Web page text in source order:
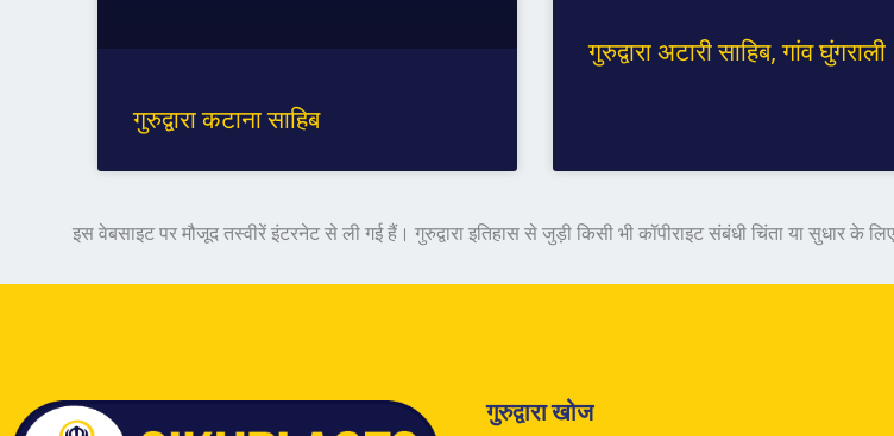
गुरुद्वारा कटाना साहिब
गुरुद्वारा अटारी साहिब, गांव घुंगराली
इस वेबसाइट पर मौजूद तस्वीरें इंटरनेट से ली गई हैं। गुरुद्वारा इतिहास से जुड़ी किसी भी कॉपीराइट संबंधी चिंता या
गुरुद्वारा खोज